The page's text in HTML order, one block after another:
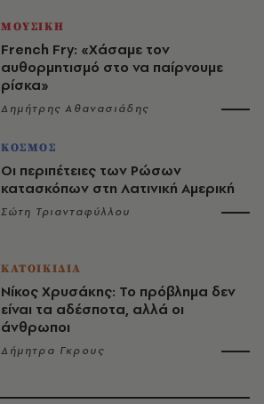
ΜΟΥΣΙΚΗ
French Fry: «Χάσαμε τον
αυθορμητισμό στο να παίρνουμε
ρίσκα»
Δημήτρης Αθανασιάδης
ΚΟΣΜΟΣ
Οι περιπέτειες των Ρώσων
κατασκόπων στη Λατινική Αμερική
Σώτη Τριανταφύλλου
ΚΑΤΟΙΚΙΔΙΑ
Νίκος Χρυσάκης: Το πρόβλημα δεν
είναι τα αδέσποτα, αλλά οι
άνθρωποι
Δήμητρα Γκρους